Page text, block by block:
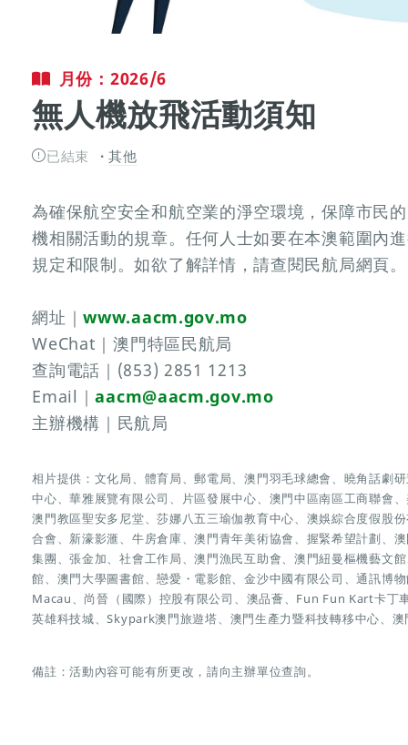
月份：2026/6
無人機放飛活動須知
已結束 其他
為確保航空安全和航空業的淨空環境，保障市民
機相關活動的規章。任何人士如要在本澳範圍內
規定和限制。如欲了解詳情，請查閱民航局網頁。
網址｜www.aacm.gov.mo
WeChat｜澳門特區民航局
查詢電話｜(853) 2851 1213
Email｜aacm@aacm.gov.mo
主辦機構｜民航局
相片提供：文化局、體育局、郵電局、澳門羽毛球總會、曉角話劇
中心、華雅展覽有限公司、片區發展中心、澳門中區南區工商聯會
澳門教區聖安多尼堂、莎娜八五三瑜伽教育中心、澳娛綜合度假股
合會、新濠影滙、牛房倉庫、澳門青年美術協會、握緊希望計劃、
集團、張金加、社會工作局、澳門漁民互助會、澳門紐曼樞機藝文
館、澳門大學圖書館、戀愛・電影館、金沙中國有限公司、通訊博
Macau、尚晉（國際）控股有限公司、澳品薈、Fun Fun Kart卡丁
英雄科技城、Skypark澳門旅遊塔、澳門生產力暨科技轉移中心、
備註：活動內容可能有所更改，請向主辦單位查詢。